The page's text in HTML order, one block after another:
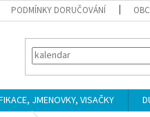
PODMÍNKY DORUČOVÁNÍ
JMENOVKY, VISAČKY